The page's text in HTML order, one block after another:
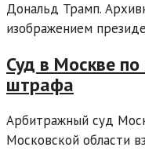
Дональд Трамп.
изображением
Суд в Москве
штрафа
Арбитражный суд
Московской области